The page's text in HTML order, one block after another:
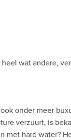
wat andere,
ook onder meer
verzuurt, is
met hard water?